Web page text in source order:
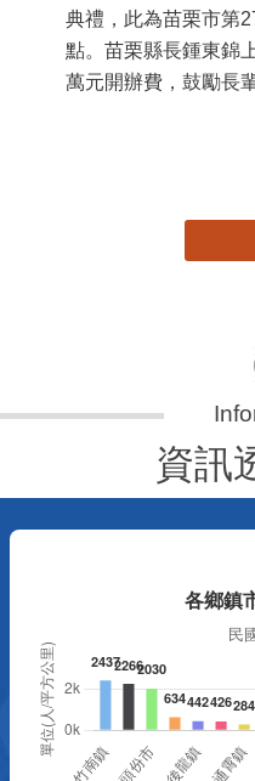
典禮，此為苗栗市第
點。苗栗縣長鍾東錦
萬元開辦費，鼓勵長
資訊